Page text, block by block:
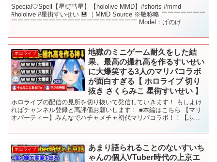
Special♡Spell【星街彗星】【hololive MMD】#shorts #mmd
#hololive #星街すいせい 💾 ￤MMD Source ※敬称略 ￣￣￣￣￣￣￣
￣￣￣￣￣￣￣￣￣￣￣￣￣￣￣￣￣￣￣￣ Model：げのげ...
ホロライブ
地獄のミニゲーム耐久をした結
果、最高の撮れ高を作るすいせい
に大爆笑する3人のマリパコラボ
が面白すぎる【 ホロライブ 切り
抜き さくらみこ 星街すいせい 】
ホロライブの配信の見所を切り抜いて発信していきます！ もしよけ
ればチャンネル登録と高評価お願いします！ ■本編はこちら 【マリ
オパーティー】みんなでハチャメチャ初代マリパコラボ！！【ふぶ
ホロライブ
あまり語られることのないすいち
ゃんの個人VTuber時代の上京エ